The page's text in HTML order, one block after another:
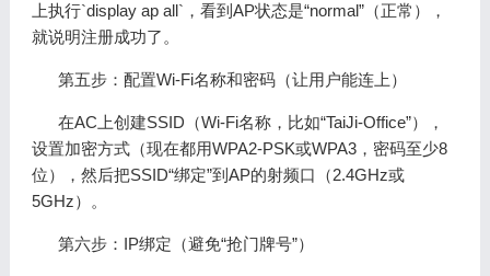
上执行`display ap all`，看到AP状态是“normal”（正常），
就说明注册成功了。
第五步：配置Wi-Fi名称和密码（让用户能连上）
在AC上创建SSID（Wi-Fi名称，比如“TaiJi-Office”），
设置加密方式（现在都用WPA2-PSK或WPA3，密码至少8
位），然后把SSID“绑定”到AP的射频口（2.4GHz或
5GHz）。
第六步：IP绑定（避免“抢门牌号”）